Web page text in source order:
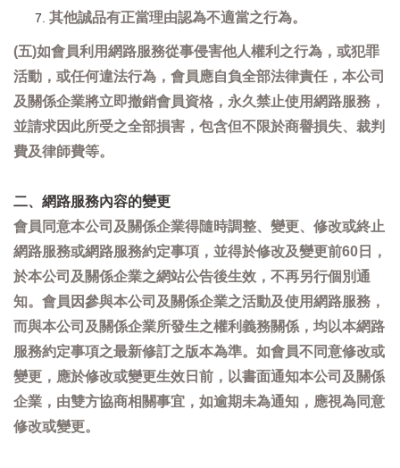
其他誠品有正當理由認為不適當之行為。
(五)如會員利用網路服務從事侵害他人權利之行為，或犯罪
活動，或任何違法行為，會員應自負全部法律責任，本公司
及關係企業將立即撤銷會員資格，永久禁止使用網路服務，
並請求因此所受之全部損害，包含但不限於商譽損失、裁判
費及律師費等。
二、網路服務內容的變更
會員同意本公司及關係企業得隨時調整、變更、修改或終止
網路服務或網路服務約定事項，並得於修改及變更前60日，
於本公司及關係企業之網站公告後生效，不再另行個別通
知。會員因參與本公司及關係企業之活動及使用網路服務，
而與本公司及關係企業所發生之權利義務關係，均以本網路
服務約定事項之最新修訂之版本為準。如會員不同意修改或
變更，應於修改或變更生效日前，以書面通知本公司及關係
企業，由雙方協商相關事宜，如逾期未為通知，應視為同意
修改或變更。